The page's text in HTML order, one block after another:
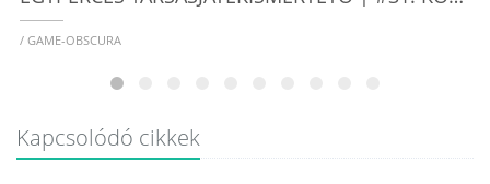
/ GAME-OBSCURA
Kapcsolódó cikkek